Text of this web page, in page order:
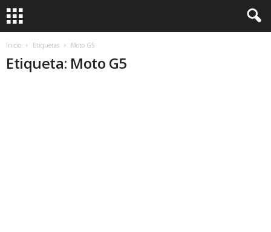
Inicio Etiquetas Moto G5
Etiqueta: Moto G5